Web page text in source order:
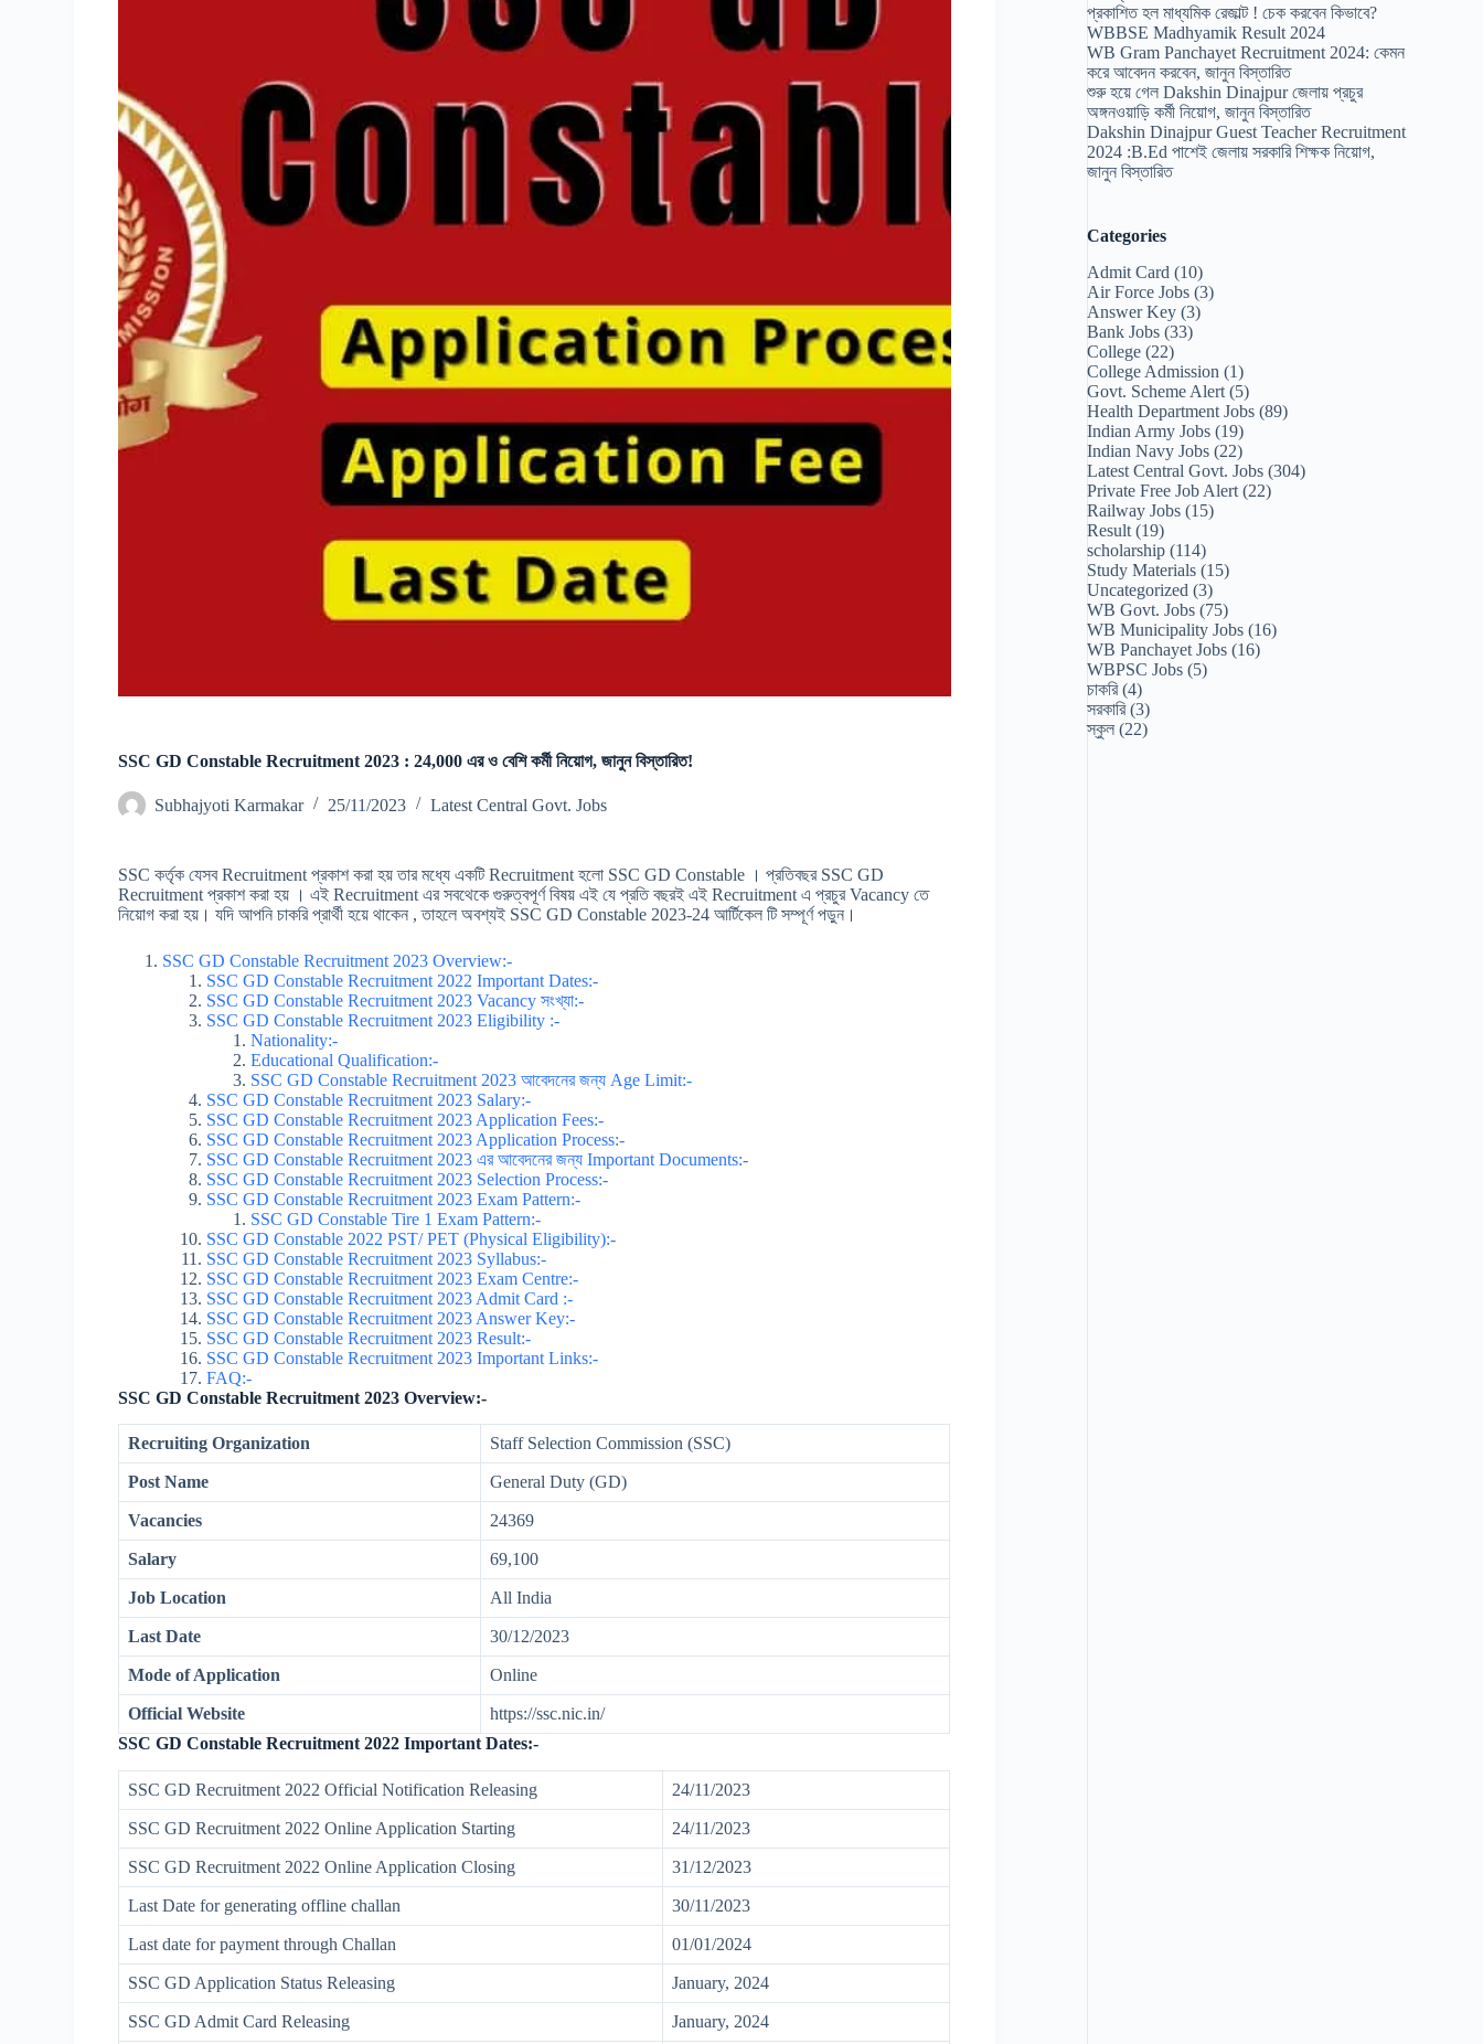
SSC GD Constable Recruitment 2023 : 24,000 এর ও বেশি কর্মী নিয়োগ, জানুন বিস্তারিত!
Subhajyoti Karmakar 25/11/2023 Latest Central Govt. Jobs
SSC কর্তৃক যেসব Recruitment প্রকাশ করা হয় তার মধ্যে একটি Recruitment হলো SSC GD Constable । প্রতিবছর SSC GD
Recruitment প্রকাশ করা হয় । এই Recruitment এর সবথেকে গুরুত্বপূর্ণ বিষয় এই যে প্রতি বছরই এই Recruitment এ প্রচুর Vacancy তে
নিয়োগ করা হয়। যদি আপনি চাকরি প্রার্থী হয়ে থাকেন , তাহলে অবশ্যই SSC GD Constable 2023-24 আর্টিকেল টি সম্পূর্ণ পড়ুন।
SSC GD Constable Recruitment 2023 Overview:-
SSC GD Constable Recruitment 2022 Important Dates:-
SSC GD Constable Recruitment 2023 Vacancy সংখ্যা:-
SSC GD Constable Recruitment 2023 Eligibility :-
Nationality:-
Educational Qualification:-
SSC GD Constable Recruitment 2023 আবেদনের জন্য Age Limit:-
SSC GD Constable Recruitment 2023 Salary:-
SSC GD Constable Recruitment 2023 Application Fees:-
SSC GD Constable Recruitment 2023 Application Process:-
SSC GD Constable Recruitment 2023 এর আবেদনের জন্য Important Documents:-
SSC GD Constable Recruitment 2023 Selection Process:-
SSC GD Constable Recruitment 2023 Exam Pattern:-
SSC GD Constable Tire 1 Exam Pattern:-
SSC GD Constable 2022 PST/ PET (Physical Eligibility):-
SSC GD Constable Recruitment 2023 Syllabus:-
SSC GD Constable Recruitment 2023 Exam Centre:-
SSC GD Constable Recruitment 2023 Admit Card :-
SSC GD Constable Recruitment 2023 Answer Key:-
SSC GD Constable Recruitment 2023 Result:-
SSC GD Constable Recruitment 2023 Important Links:-
FAQ:-
SSC GD Constable Recruitment 2023 Overview:-
Recruiting Organization Staff Selection Commission (SSC)
Post Name General Duty (GD)
Vacancies 24369
Salary 69,100
Job Location All India
Last Date 30/12/2023
Mode of Application Online
Official Website
https://ssc.nic.in/
SSC GD Constable Recruitment 2022 Important Dates:-
SSC GD Recruitment 2022 Official Notification Releasing 24/11/2023
SSC GD Recruitment 2022 Online Application Starting 24/11/2023
SSC GD Recruitment 2022 Online Application Closing 31/12/2023
Last Date for generating offline challan 30/11/2023
Last date for payment through Challan 01/01/2024
SSC GD Application Status Releasing January, 2024
SSC GD Admit Card Releasing January, 2024
প্রকাশিত হল মাধ্যমিক রেজাল্ট ! চেক করবেন কিভাবে?
WBBSE Madhyamik Result 2024
WB Gram Panchayet Recruitment 2024: কেমন
করে আবেদন করবেন, জানুন বিস্তারিত
শুরু হয়ে গেল Dakshin Dinajpur জেলায় প্রচুর
অঙ্গনওয়াড়ি কর্মী নিয়োগ, জানুন বিস্তারিত
Dakshin Dinajpur Guest Teacher Recruitment
2024 :B.Ed পাশেই জেলায় সরকারি শিক্ষক নিয়োগ,
জানুন বিস্তারিত
Categories
Admit Card (10)
Air Force Jobs (3)
Answer Key (3)
Bank Jobs (33)
College (22)
College Admission (1)
Govt. Scheme Alert (5)
Health Department Jobs (89)
Indian Army Jobs (19)
Indian Navy Jobs (22)
Latest Central Govt. Jobs (304)
Private Free Job Alert (22)
Railway Jobs (15)
Result (19)
scholarship (114)
Study Materials (15)
Uncategorized (3)
WB Govt. Jobs (75)
WB Municipality Jobs (16)
WB Panchayet Jobs (16)
WBPSC Jobs (5)
চাকরি(4)
সরকারি(3)
স্কুল (22)